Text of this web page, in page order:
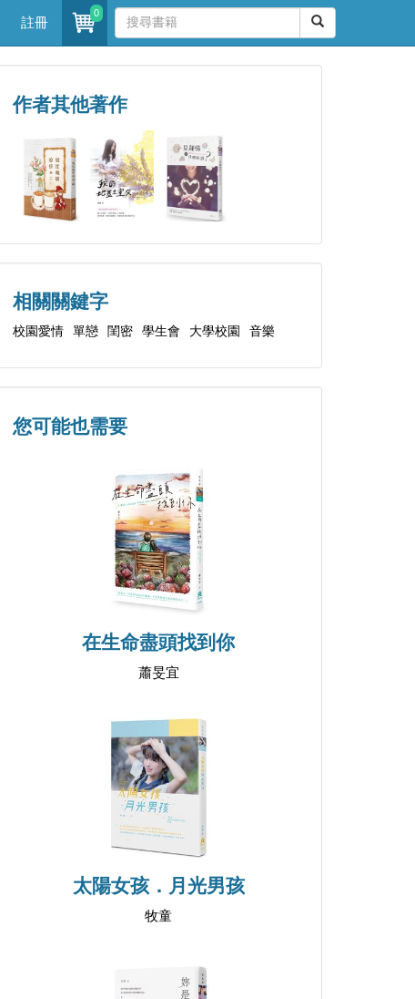
註冊
0
作者其他著作
相關關鍵字
校園愛情 單戀 閨密 學生會 大學校園 音樂
您可能也需要
在生命盡頭找到你
蕭旻宜
太陽女孩．月光男孩
牧童